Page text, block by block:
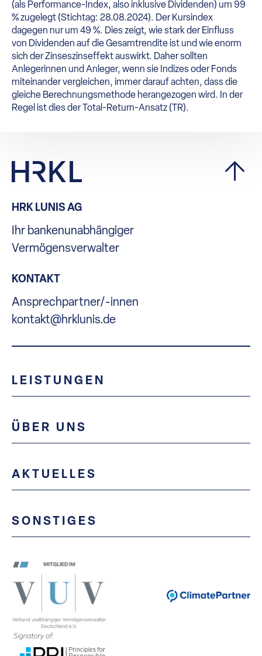
(als Performance-Index, also inklusive Dividenden) um 99
% zugelegt (Stichtag: 28.08.2024). Der Kursindex
dagegen nur um 49 %. Dies zeigt, wie stark der Einfluss
von Dividenden auf die Gesamtrendite ist und wie enorm
sich der Zinseszinseffekt auswirkt. Daher sollten
Anlegerinnen und Anleger, wenn sie Indizes oder Fonds
miteinander vergleichen, immer darauf achten, dass die
gleiche Berechnungsmethode herangezogen wird. In der
Regel ist dies der Total-Return-Ansatz (TR).
HRK LUNIS AG
Ihr bankenunabhängiger
Vermögensverwalter
KONTAKT
Ansprechpartner/-innen
kontakt@hrklunis.de
LEISTUNGEN
ÜBER UNS
AKTUELLES
SONSTIGES